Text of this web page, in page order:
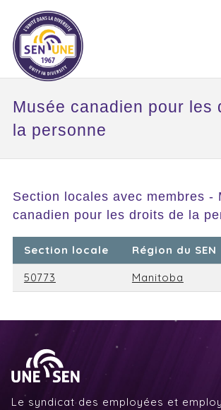
Musée canadien pour les
la personne
Section locales avec membres -
canadien pour les droits de la
Section locale Région du SEN
50773 Manitoba
Le syndicat des employées et